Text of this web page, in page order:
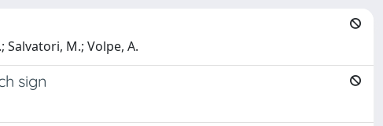
Salvatori, M.; Volpe, A.
sign